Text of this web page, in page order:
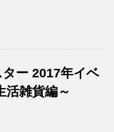
ー 2017年イベ
活雑貨編～